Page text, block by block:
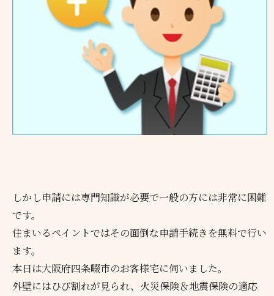
しかし申請には専門知識が必要で一般の方には非常に困難
です。
住まいるペイントではその面倒な申請手続きを無料で行い
ます。
本日は大阪府四条畷市のお客様宅に伺いました。
外壁にはひび割れが見られ、火災保険＆地震保険の適応